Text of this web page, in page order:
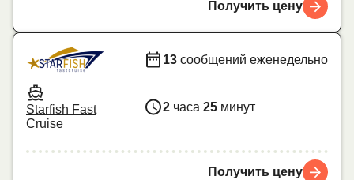
Получить цену
Starfish Fast
Cruise
13 сообщений еженедельно
2 часа 25 минут
Получить цену